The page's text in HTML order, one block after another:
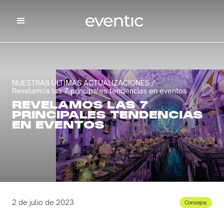
NUESTRAS ÚLTIMAS ACTUALIZACIONES /
Revelamos las 7 principales tendencias en eventos
REVELAMOS LAS 7
PRINCIPALES TENDENCIAS
EN EVENTOS
2 de julio de 2023 Consejos